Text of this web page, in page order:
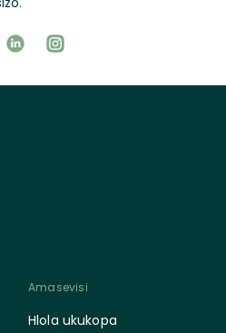
Amasevisi
Hlola ukukopa